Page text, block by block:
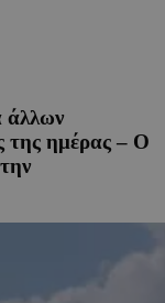
άλλων
της ημέρας – Ο